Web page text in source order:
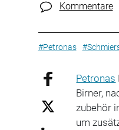
Kommentare
#Petronas
Petronas
Birner,
zubehör
um